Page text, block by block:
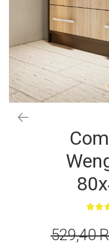
529,40